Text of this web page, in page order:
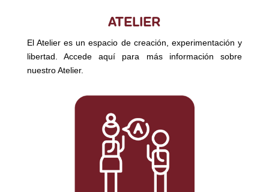
ATELIER
El Atelier es un espacio de creación, experimentación y
libertad. Accede aquí para más información sobre
nuestro Atelier.